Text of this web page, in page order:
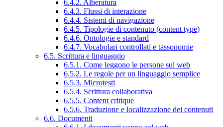
6.4.2. Alberatura
6.4.3. Flussi di interazione
6.4.4. Sistemi di navigazione
6.4.5. Tipologie di contenuto (content type)
6.4.6. Ontologie e standard
6.4.7. Vocabolari controllati e tassonomie
6.5. Scrittura e linguaggio
6.5.1. Come leggono le persone sul web
6.5.2. Le regole per un linguaggio semplice
6.5.3. Microtesti
6.5.4. Scrittura collaborativa
6.5.5. Content critique
6.5.6. Traduzione e localizzazione dei contenuti
6.6. Documenti